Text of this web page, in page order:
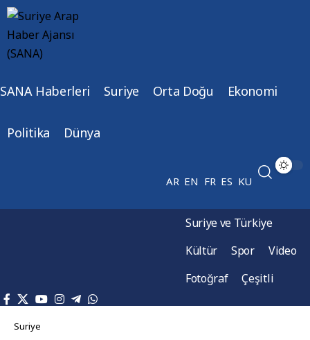
SANA Haberleri Suriye Orta Doğu Ekonomi
Politika Dünya
AR EN FR ES KU
Suriye ve Türkiye
Kültür
Spor
Video
Fotoğraf
Çeşitli
Suriye